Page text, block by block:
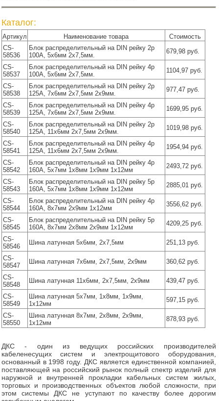
Каталог:
Артикул Наименование товара
Стоимость
CS-
58536
Блок распределительный на DIN рейку 2р
100А, 5х6мм 2х7,5мм.
679,98 руб.
CS-
58537
Блок распределительный на DIN рейку 4р
100А, 5х6мм 2х7,5мм.
1104,97 руб.
CS-
58538
Блок распределительный на DIN рейку 2р
125А, 7х6мм 2х7,5мм 2x9мм.
977,47 руб.
CS-
58539
Блок распределительный на DIN рейку 4р
125А, 7х6мм 2х7,5мм 2x9мм.
1699,95 руб.
CS-
58540
Блок распределительный на DIN рейку 2р
125А, 11х6мм 2х7,5мм 2x9мм.
1019,98 руб.
CS-
58541
Блок распределительный на DIN рейку 4р
125А, 11х6мм 2х7,5мм 2x9мм.
1954,94 руб.
CS-
58542
Блок распределительный на DIN рейку 4р
160А, 5х7мм 1х8мм 1х9мм 1х12мм
2493,72 руб.
CS-
58543
Блок распределительный на DIN рейку 5р
160А, 5х7мм 1х8мм 1х9мм 1х12мм
2885,01 руб.
CS-
58544
Блок распределительный на DIN рейку 4р
160А, 8х7мм 2х9мм 1х12мм
3556,62 руб.
CS-
58545
Блок распределительный на DIN рейку 5р
160А, 8х7мм 2х8мм 2х9мм 1х12мм
4209,25 руб.
CS-
58546
Шина латунная 5х6мм, 2х7,5мм 251,13 руб.
CS-
58547
Шина латунная 7х6мм, 2х7,5мм, 2х9мм 360,62 руб.
CS-
58548
Шина латунная 11х6мм, 2х7,5мм, 2х9мм 439,47 руб.
CS-
58549
Шина латунная 5х7мм, 1х8мм, 1х9мм,
1х12мм
597,15 руб.
CS-
58550
Шина латунная 8х7мм, 2х8мм, 2х9мм,
1х12мм
878,93 руб.
ДКС - один из ведущих российских производителей
кабеленесущих систем и электрощитового оборудования,
основанный в 1998 году. ДКС является единственной компанией,
поставляющей на российский рынок полный спектр изделий для
наружной и внутренней прокладки кабельных систем жилых,
торговых и производственных объектов любой сложности, при
этом системы ДКС не уступают по качеству более дорогим